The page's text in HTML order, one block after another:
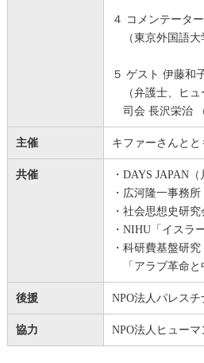
４ コメンテータ
（東京外国語大
５ ゲスト 伊藤和
（弁護士、ヒュ
司会 長沢栄治
主催 キファーさんと
共催
・DAYS JAPAN（
・広河隆一事務所
・社会思想史研究
・NIHU「イスラ
・科研費基盤研究
「アラブ革命と
後援 NPO法人パレス
協力 NPO法人ヒュー